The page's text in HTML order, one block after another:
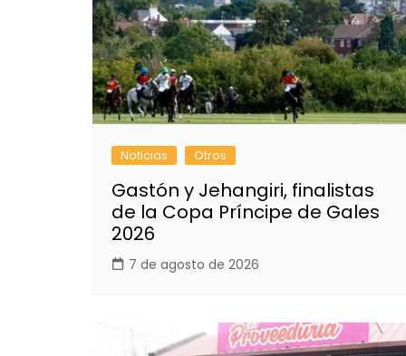
Noticias Otros
Gastón y Jehangiri, finalistas
de la Copa Príncipe de Gales
2026
7 de agosto de 2026